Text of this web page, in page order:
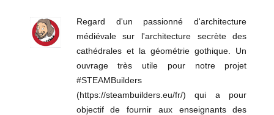
Regard d'un passionné d'architecture
médiévale sur l'architecture secrète des
cathédrales et la géométrie gothique. Un
ouvrage très utile pour notre projet
#STEAMBuilders
(https://steambuilders.eu/fr/) qui a pour
objectif de fournir aux enseignants des